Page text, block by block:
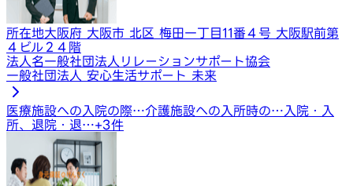
所在地大阪府 大阪市 北区 梅田一丁目11番４号 大阪駅前第
４ビル２４階
法人名一般社団法人リレーションサポート協会
一般社団法人 安心生活サポート 未来
医療施設への入院の際…介護施設への入所時の… 入院・入
所、退院・退…+3件